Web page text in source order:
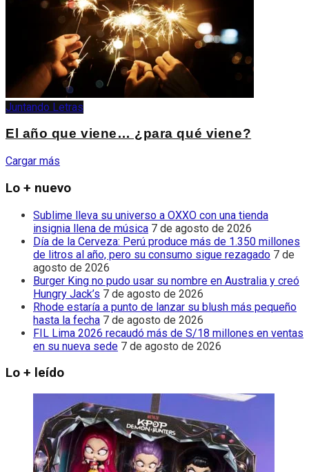
Juntando Letras
El año que viene… ¿para qué viene?
Cargar más
Lo + nuevo
Sublime lleva su universo a OXXO con una tienda
insignia llena de música 7 de agosto de 2026
Día de la Cerveza: Perú produce más de 1.350 millones
de litros al año, pero su consumo sigue rezagado 7 de
agosto de 2026
Burger King no pudo usar su nombre en Australia y creó
Hungry Jack’s 7 de agosto de 2026
Rhode estaría a punto de lanzar su blush más pequeño
hasta la fecha 7 de agosto de 2026
FIL Lima 2026 recaudó más de S/18 millones en ventas
en su nueva sede 7 de agosto de 2026
Lo + leído